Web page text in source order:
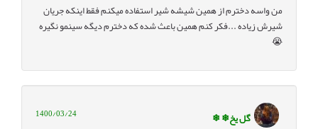
من واسه دخترم از همین شیشه شیر استفاده میکنم فقط اینکه جریان
شیرش زیاده ...فکر کنم همین باعث شده که دخترم دیگه سینمو نگیره
😭
گل یخ❄ ❄ 1400/03/24